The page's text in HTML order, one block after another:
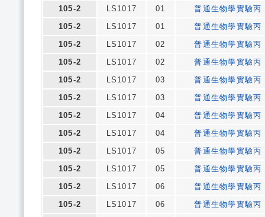
105-2
LS1017 01
普通生物學實驗丙
105-2
LS1017 01
普通生物學實驗丙
105-2
LS1017 02
普通生物學實驗丙
105-2
LS1017 02
普通生物學實驗丙
105-2
LS1017 03
普通生物學實驗丙
105-2
LS1017 03
普通生物學實驗丙
105-2
LS1017 04
普通生物學實驗丙
105-2
LS1017 04
普通生物學實驗丙
105-2
LS1017 05
普通生物學實驗丙
105-2
LS1017 05
普通生物學實驗丙
105-2
LS1017 06
普通生物學實驗丙
105-2
LS1017 06
普通生物學實驗丙